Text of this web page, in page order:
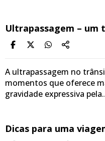
Ultrapassagem – um
A ultrapassagem no
momentos que oferece
gravidade expressiva
Dicas para uma